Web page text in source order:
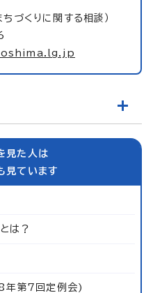
づくりに関する相談）
見た人は
見ています
は？
第7回定例会)